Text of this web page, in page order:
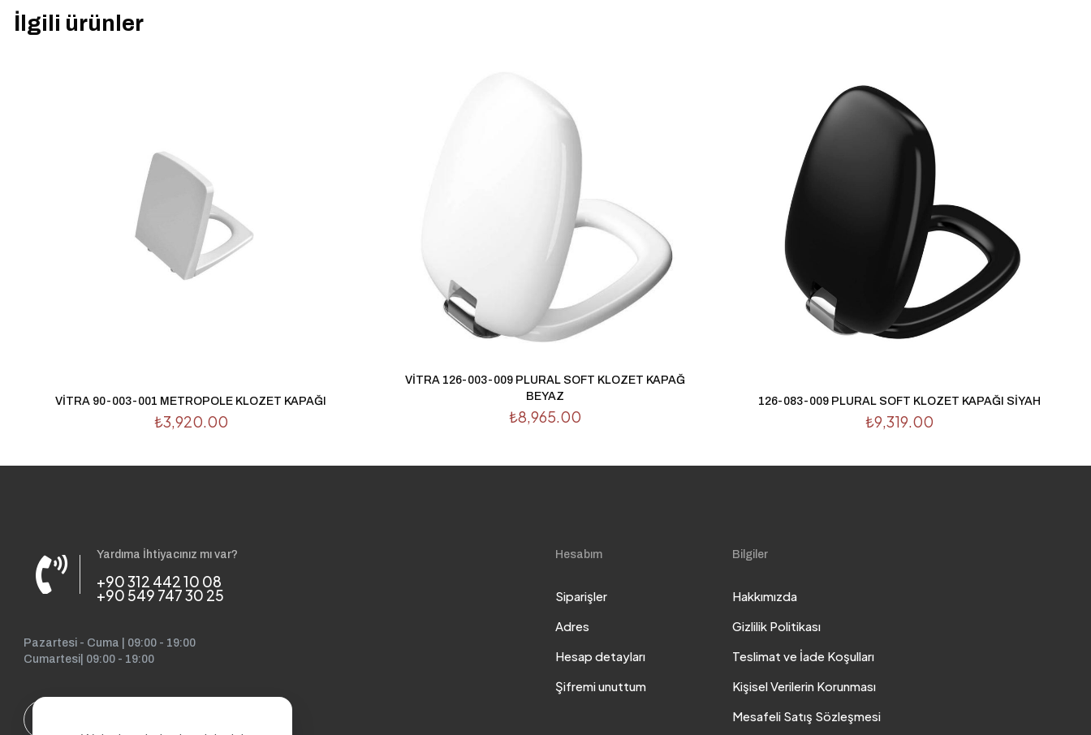
İlgili ürünler
VİTRA 90-003-001 METROPOLE KLOZET KAPAĞI
₺3,920.00
VİTRA 126-003-009 PLURAL SOFT KLOZET KAPAĞ
BEYAZ
₺8,965.00
126-083-009 PLURAL SOFT KLOZET KAPAĞI SİYAH
₺9,319.00
Yardıma İhtiyacınız mı var?
+90 312 442 10 08
+90 549 747 30 25
Pazartesi - Cuma | 09:00 - 19:00
Cumartesi| 09:00 - 19:00
Hesabım
Siparişler
Adres
Hesap detayları
Şifremi unuttum
Bilgiler
Hakkımızda
Gizlilik Politikası
Teslimat ve İade Koşulları
Kişisel Verilerin Korunması
Mesafeli Satış Sözleşmesi